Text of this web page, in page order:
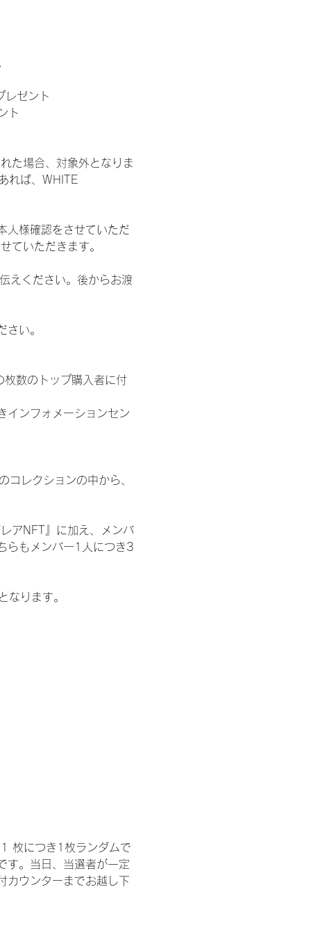
レゼント
ト
た場合、対象外となりま
れば、WHITE
人様確認をさせていただ
ていただきます。
えください。後からお渡
い。
数のトップ購入者に付
インフォメーションセン
レクションの中から、
アNFT』に加え、メンバ
らもメンバー1人につき3
なります。
枚につき1枚ランダムで
す。当日、当選者が一定
カウンターまでお越し下